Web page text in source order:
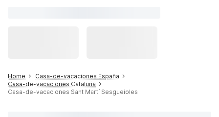
Home
Casa-de-vacaciones España
Casa-de-vacaciones Cataluña
Casa-de-vacaciones Sant Martí Sesgueioles